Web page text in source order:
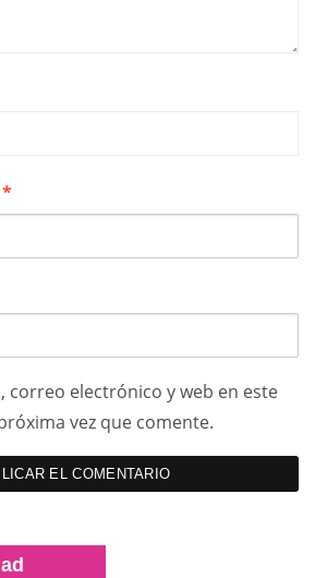
*
correo electrónico y web en este
vez que comente.